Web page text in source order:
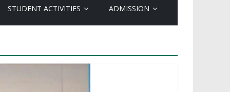
STUDENT ACTIVITIES ADMISSION